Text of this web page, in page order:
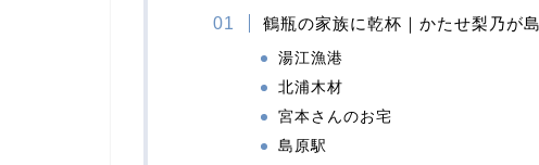
鶴瓶の家族に乾杯｜かたせ梨乃が
湯江漁港
北浦木材
宮本さんのお宅
島原駅